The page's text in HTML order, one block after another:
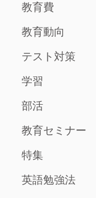
教育費
教育動向
テスト対策
学習
部活
教育セミナー
特集
英語勉強法